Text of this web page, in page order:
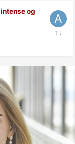
og